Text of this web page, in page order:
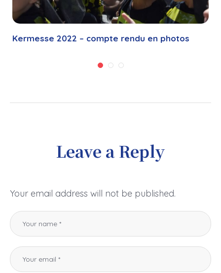
Kermesse 2022 – compte rendu en photos
Leave a Reply
Your email address will not be published.